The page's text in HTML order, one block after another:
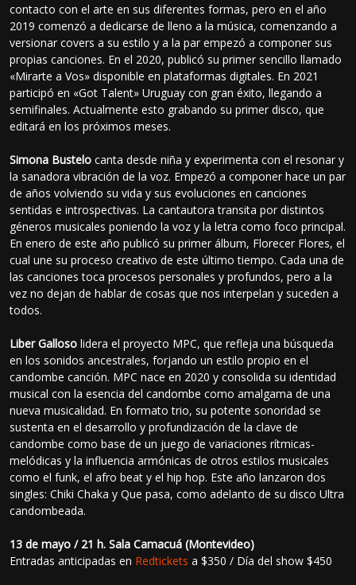
contacto con el arte en sus diferentes formas, pero en el año
2019 comenzó a dedicarse de lleno a la música, comenzando a
versionar covers a su estilo y a la par empezó a componer sus
propias canciones. En el 2020, publicó su primer sencillo llamado
«Mirarte a Vos» disponible en plataformas digitales. En 2021
participó en «Got Talent» Uruguay con gran éxito, llegando a
semifinales. Actualmente esto grabando su primer disco, que
editará en los próximos meses.
Simona Bustelo canta desde niña y experimenta con el resonar y
la sanadora vibración de la voz. Empezó a componer hace un par
de años volviendo su vida y sus evoluciones en canciones
sentidas e introspectivas. La cantautora transita por distintos
géneros musicales poniendo la voz y la letra como foco principal.
En enero de este año publicó su primer álbum, Florecer Flores, el
cual une su proceso creativo de este último tiempo. Cada una de
las canciones toca procesos personales y profundos, pero a la
vez no dejan de hablar de cosas que nos interpelan y suceden a
todos.
Liber Galloso lidera el proyecto MPC, que refleja una búsqueda
en los sonidos ancestrales, forjando un estilo propio en el
candombe canción. MPC nace en 2020 y consolida su identidad
musical con la esencia del candombe como amalgama de una
nueva musicalidad. En formato trio, su potente sonoridad se
sustenta en el desarrollo y profundización de la clave de
candombe como base de un juego de variaciones rítmicas-
melódicas y la influencia armónicas de otros estilos musicales
como el funk, el afro beat y el hip hop. Este año lanzaron dos
singles: Chiki Chaka y Que pasa, como adelanto de su disco Ultra
candombeada.
13 de mayo / 21 h. Sala Camacuá (Montevideo)
Entradas anticipadas en Redtickets a $350 / Día del show $450